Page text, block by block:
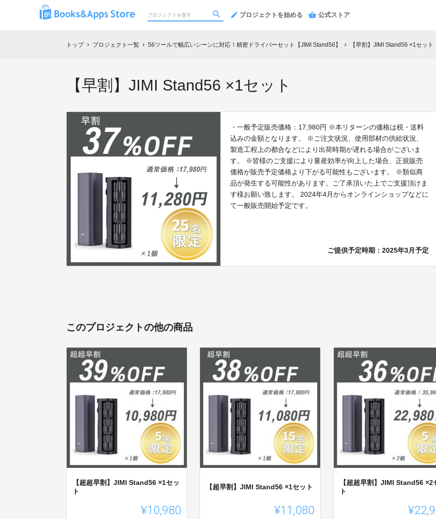
プロジェクトを始める 公式ストア
トップ chevron_right プロジェクト一覧 chevron_right 56ツールで幅広いシーンに対応！精密ドライバーセット【JIMI Stand56】 chevron_right 【早割】JIMI Stand56 ×1セット
【早割】JIMI Stand56 ×1セット
・一般予定販売価格：17,980円 ※本リターンの価格は税・送料
込みの金額となります。 ※ご注文状況、使用部材の供給状況、
製造工程上の都合などにより出荷時期が遅れる場合がございま
す。 ※皆様のご支援により量産効率が向上した場合、正規販売
価格が販売予定価格より下がる可能性もございます。 ※類似商
品が発生する可能性があります。ご了承頂いた上でご支援頂けま
す様お願い致します。 2024年4月からオンラインショップなどに
て一般販売開始予定です。
ご提供予定時期：2025年3月予定
このプロジェクトの他の商品
【超超早割】JIMI Stand56 ×1セッ
ト
¥10,980
【超早割】JIMI Stand56 ×1セット
¥11,080
【超超早割】JIMI Stand56 ×2
ト